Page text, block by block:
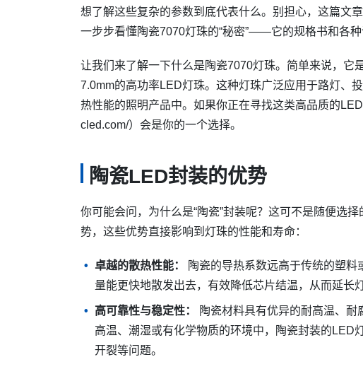
想了解这些复杂的参数到底代表什么。别担心，这篇文
一步步看懂陶瓷7070灯珠的“秘密”——它的规格书和各种
让我们来了解一下什么是陶瓷7070灯珠。简单来说，它
7.0mm的高功率LED灯珠。这种灯珠广泛应用于路灯、
热性能的照明产品中。如果你正在寻找这类高品质的
cled.com/）会是你的一个选择。
陶瓷LED封装的优势
你可能会问，为什么是“陶瓷”封装呢？这可不是随便选
势，这些优势直接影响到灯珠的性能和寿命：
卓越的散热性能：
陶瓷的导热系数远高于传统的塑
量能更快地散发出去，有效降低芯片结温，从而延长
高可靠性与稳定性：
陶瓷材料具有优异的耐高温、
高温、潮湿或有化学物质的环境中，陶瓷封装的LED
开裂等问题。